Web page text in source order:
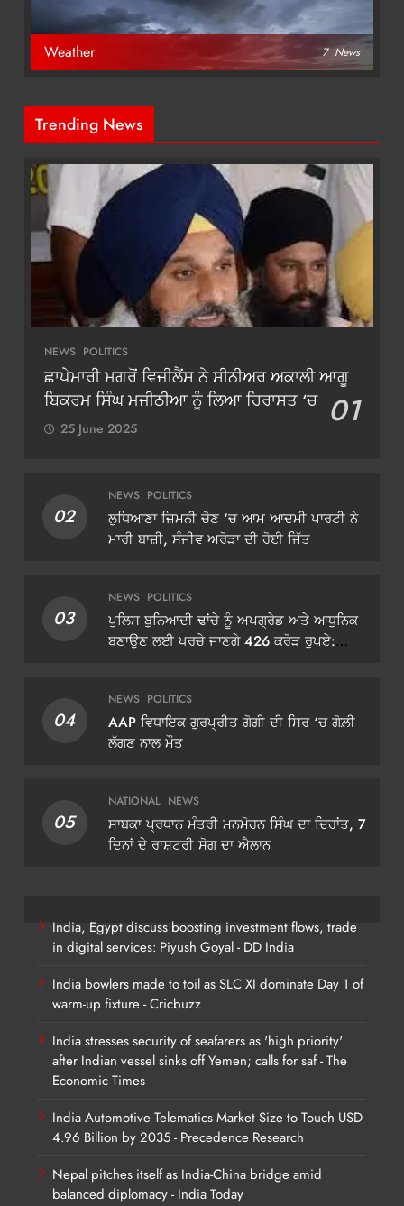
Weather 7 News
Trending News
NEWS POLITICS
ਛਾਪੇਮਾਰੀ ਮਗਰੋਂ ਵਿਜੀਲੈਂਸ ਨੇ ਸੀਨੀਅਰ ਅਕਾਲੀ ਆਗੂ
ਬਿਕਰਮ ਸਿੰਘ ਮਜੀਠੀਆ ਨੂੰ ਲਿਆ ਹਿਰਾਸਤ ‘ਚ 01
25 June 2025
02
NEWS POLITICS
ਲੁਧਿਆਣਾ ਜ਼ਿਮਨੀ ਚੋਣ ‘ਚ ਆਮ ਆਦਮੀ ਪਾਰਟੀ ਨੇ
ਮਾਰੀ ਬਾਜ਼ੀ, ਸੰਜੀਵ ਅਰੋੜਾ ਦੀ ਹੋਈ ਜਿੱਤ
03
NEWS POLITICS
ਪੁਲਿਸ ਬੁਨਿਆਦੀ ਢਾਂਚੇ ਨੂੰ ਅਪਗ੍ਰੇਡ ਅਤੇ ਆਧੁਨਿਕ
ਬਣਾਉਣ ਲਈ ਖਰਚੇ ਜਾਣਗੇ 426 ਕਰੋੜ ਰੁਪਏ:
04
NEWS POLITICS
AAP ਵਿਧਾਇਕ ਗੁਰਪ੍ਰੀਤ ਗੋਗੀ ਦੀ ਸਿਰ ‘ਚ ਗੋਲ਼ੀ
ਲੱਗਣ ਨਾਲ ਮੌਤ
05
NATIONAL NEWS
ਸਾਬਕਾ ਪ੍ਰਧਾਨ ਮੰਤਰੀ ਮਨਮੋਹਨ ਸਿੰਘ ਦਾ ਦਿਹਾਂਤ, 7
ਦਿਨਾਂ ਦੇ ਰਾਸ਼ਟਰੀ ਸੋਗ ਦਾ ਐਲਾਨ
India, Egypt discuss boosting investment flows, trade
in digital services: Piyush Goyal - DD India
India bowlers made to toil as SLC XI dominate Day 1 of
warm-up fixture - Cricbuzz
India stresses security of seafarers as 'high priority'
after Indian vessel sinks off Yemen; calls for saf - The
Economic Times
India Automotive Telematics Market Size to Touch USD
4.96 Billion by 2035 - Precedence Research
Nepal pitches itself as India-China bridge amid
balanced diplomacy - India Today